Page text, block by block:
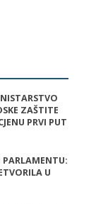
ZAŠTITE
PRVI PUT
PARLAMENTU:
U